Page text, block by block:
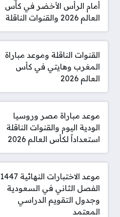
أمام الرأس الأخضر في كأس
العالم 2026 والقنوات الناقلة
القنوات الناقلة وموعد مباراة
المغرب وهايتي في كأس
العالم 2026
موعد مباراة مصر وروسيا
الودية اليوم والقنوات الناقلة
استعداداً لكأس العالم 2026
موعد الاختبارات النهائية 1447
الفصل الثاني في السعودية
وجدول التقويم الدراسي
المعتمد